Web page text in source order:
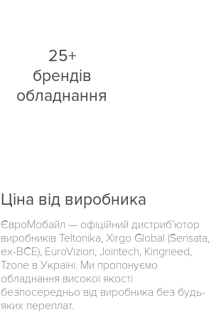
25+
брендів
обладнання
Ціна від виробника
ЄвроМобайл — офіційний дистриб’ютор
виробників Teltonika, Xirgo Global (Sensata,
ex-BCE), EuroVizion, Jointech, Kingneed,
Tzone в Україні. Ми пропонуємо
обладнання високої якості
безпосередньо від виробника без будь-
яких переплат.